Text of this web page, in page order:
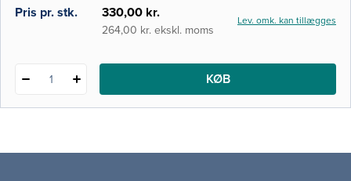
i-bog
Pris pr. stk. 330,00 kr.
264,00 kr. ekskl. moms
Lev. omk. kan tillægges
1 KØB